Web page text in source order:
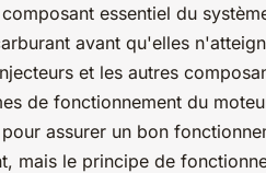
essentiel du
avant qu'elles
et les autres
de fonctionnement du
assurer un bon
mais le principe de